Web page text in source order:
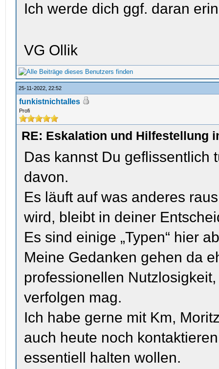
Ich werde dich ggf. daran
VG Ollik
25-11-2022, 22:52
funkistnichtalles
Profi
RE: Eskalation und Hilfestellung
Das kannst Du geflissentlich
davon.
Es läuft auf was anderes
wird, bleibt in deiner
Es sind einige „Typen“ hier
Meine Gedanken gehen da
professionellen
verfolgen mag.
Ich habe gerne mit Km,
auch heute noch
essentiell halten wollen.